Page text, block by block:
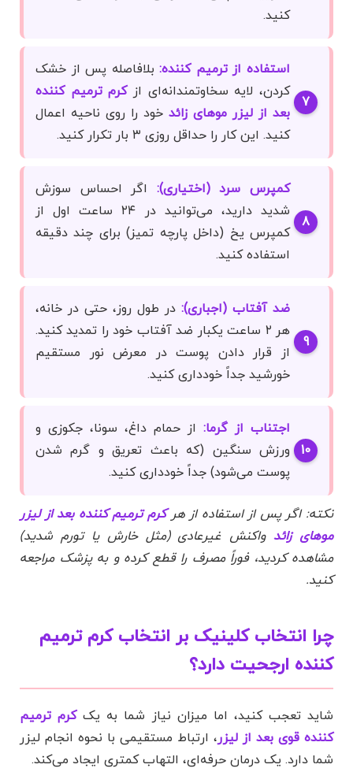
کنید.
استفاده از ترمیم کننده:بلافاصله پس از خشک
کردن، لایه سخاوتمندانه‌ای ازکرم ترمیم کننده
بعد از لیزر موهای زائد خود را روی ناحیه اعمال
کنید. این کار را حداقل روزی ۳ بار تکرار کنید.
کمپرس سرد (اختیاری): اگر احساس سوزش
شدید دارید، می‌توانید در ۲۴ ساعت اول از
کمپرس یخ (داخل پارچه تمیز) برای چند دقیقه
استفاده کنید.
ضد آفتاب (اجباری): در طول روز، حتی در خانه،
هر ۲ ساعت یکبار ضد آفتاب خود را تمدید کنید.
از قرار دادن پوست در معرض نور مستقیم
خورشید جداً خودداری کنید.
اجتناب از گرما: از حمام داغ، سونا، جکوزی و
ورزش سنگین (که باعث تعریق و گرم شدن
پوست می‌شود) جداً خودداری کنید.
نکته: اگر پس از استفاده از هرکرم ترمیم کننده بعد از لیزر
موهای زائدواکنش غیرعادی (مثل خارش یا تورم شدید)
مشاهده کردید، فوراً مصرف را قطع کرده و به پزشک مراجعه
کنید.
چرا انتخاب کلینیک بر انتخاب کرم ترمیم
کننده ارجحیت دارد؟
شاید تعجب کنید، اما میزان نیاز شما به یککرم ترمیم
کننده قوی بعد از لیزر، ارتباط مستقیمی با نحوه انجام لیزر
شما دارد. یک درمان حرفه‌ای، التهاب کمتری ایجاد می‌کند.